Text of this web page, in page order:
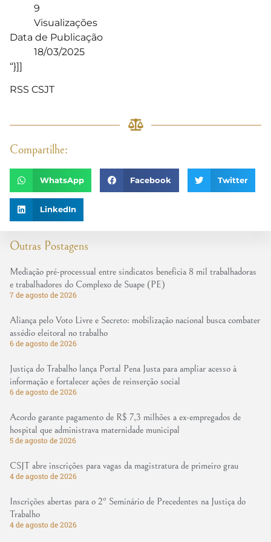
Outras Postagens
Mediação pré-processual entre sindicatos beneficia 8 mil trabalhadoras
e trabalhadores do Complexo de Suape (PE)
7 de agosto de 2026
Aliança pelo Voto Livre e Secreto: mobilização nacional busca combater
assédio eleitoral no trabalho
6 de agosto de 2026
Justiça do Trabalho lança Portal Pena Justa para ampliar acesso à
informação e fortalecer ações de reinserção social
6 de agosto de 2026
Acordo garante pagamento de R$ 7,3 milhões a ex-empregados de
hospital que administrava maternidade municipal
5 de agosto de 2026
CSJT abre inscrições para vagas da magistratura de primeiro grau
4 de agosto de 2026
Inscrições abertas para o 2º Seminário de Precedentes na Justiça do
Trabalho
4 de agosto de 2026
9
Visualizações
Data de Publicação
18/03/2025
“}]]
RSS CSJT
Compartilhe:
WhatsApp Facebook Twitter
LinkedIn